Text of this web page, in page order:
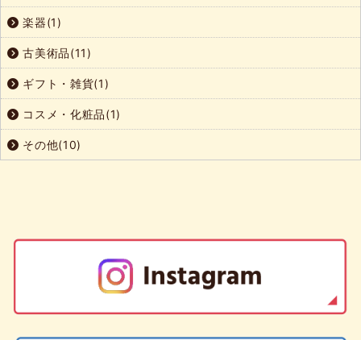
楽器(1)
古美術品(11)
ギフト・雑貨(1)
コスメ・化粧品(1)
その他(10)